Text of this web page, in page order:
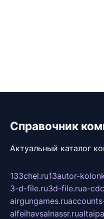
Справочник
Актуальный каталог
133chel.ru13autor-
3-d-file.ru3d-file.rua-
airgungames.ru
alfeihavsalnassr.ru